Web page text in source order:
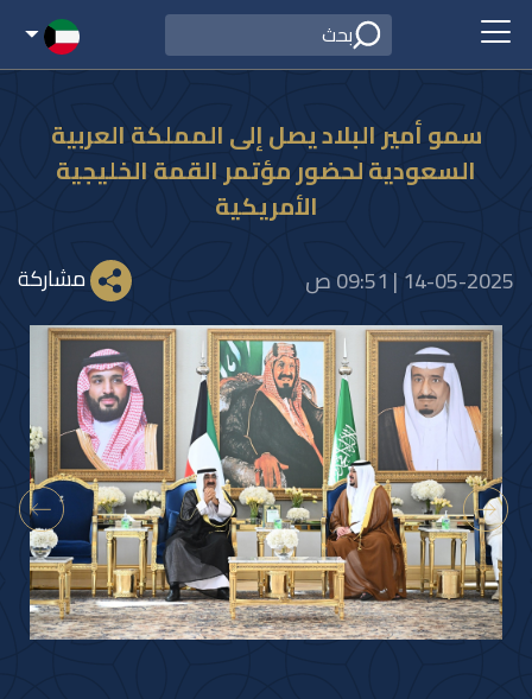
سمو أمير البلاد يصل إلى المملكة العربية
السعودية لحضور مؤتمر القمة الخليجية
الأمريكية
14-05-2025 | 09:51 ص